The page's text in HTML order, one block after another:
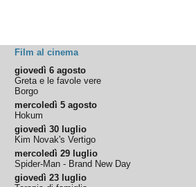
Film al cinema
giovedì 6 agosto
Greta e le favole vere
Borgo
mercoledì 5 agosto
Hokum
giovedì 30 luglio
Kim Novak's Vertigo
mercoledì 29 luglio
Spider-Man - Brand New Day
giovedì 23 luglio